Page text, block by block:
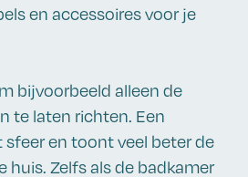
en accessoires voor je
bijvoorbeeld alleen de
te laten richten. Een
en toont veel beter de
huis. Zelfs als de badkamer